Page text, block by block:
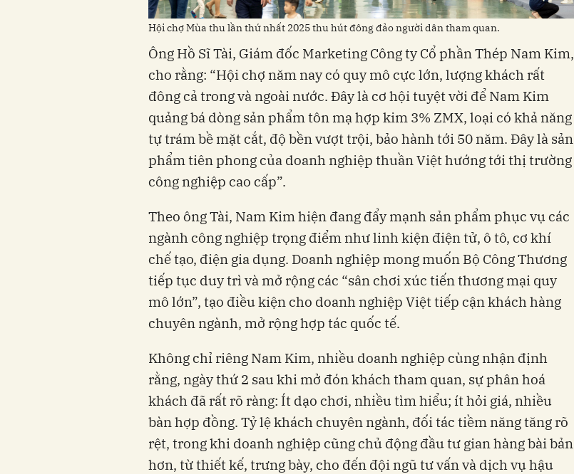
Hội chợ Mùa thu lần thứ nhất 2025 thu hút đông đảo người dân tham quan.
Ông Hồ Sĩ Tài, Giám đốc Marketing Công ty Cổ phần Thép Nam Kim,
cho rằng: “Hội chợ năm nay có quy mô cực lớn, lượng khách rất
đông cả trong và ngoài nước. Đây là cơ hội tuyệt vời để Nam Kim
quảng bá dòng sản phẩm tôn mạ hợp kim 3% ZMX, loại có khả năng
tự trám bề mặt cắt, độ bền vượt trội, bảo hành tới 50 năm. Đây là sản
phẩm tiên phong của doanh nghiệp thuần Việt hướng tới thị trường
công nghiệp cao cấp”.
Theo ông Tài, Nam Kim hiện đang đẩy mạnh sản phẩm phục vụ các
ngành công nghiệp trọng điểm như linh kiện điện tử, ô tô, cơ khí
chế tạo, điện gia dụng. Doanh nghiệp mong muốn Bộ Công Thương
tiếp tục duy trì và mở rộng các “sân chơi xúc tiến thương mại quy
mô lớn”, tạo điều kiện cho doanh nghiệp Việt tiếp cận khách hàng
chuyên ngành, mở rộng hợp tác quốc tế.
Không chỉ riêng Nam Kim, nhiều doanh nghiệp cùng nhận định
rằng, ngày thứ 2 sau khi mở đón khách tham quan, sự phân hoá
khách đã rất rõ ràng: Ít dạo chơi, nhiều tìm hiểu; ít hỏi giá, nhiều
bàn hợp đồng. Tỷ lệ khách chuyên ngành, đối tác tiềm năng tăng rõ
rệt, trong khi doanh nghiệp cũng chủ động đầu tư gian hàng bài bản
hơn, từ thiết kế, trưng bày, cho đến đội ngũ tư vấn và dịch vụ hậu